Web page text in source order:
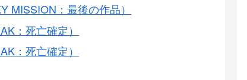
MISSION：最後の作品）
：死亡確定）
：死亡確定）